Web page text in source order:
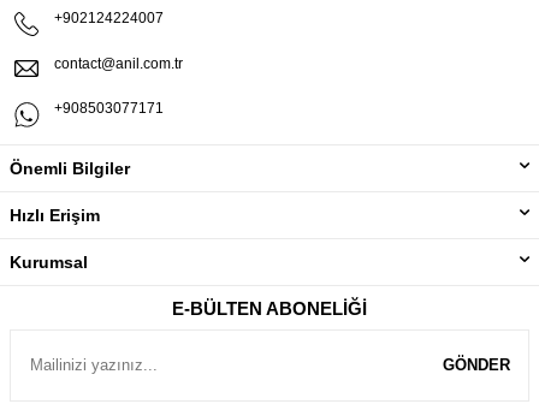
+902124224007
contact@anil.com.tr
+908503077171
Önemli Bilgiler
Hızlı Erişim
Kurumsal
E-BÜLTEN ABONELIĞI
GÖNDER